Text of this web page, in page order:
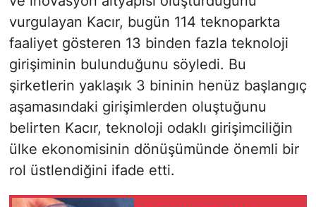
vurgulayan Kacır, bugün 114 teknoparkta
faaliyet gösteren 13 binden fazla teknoloji
girişiminin bulunduğunu söyledi. Bu
şirketlerin yaklaşık 3 bininin henüz başlangıç
aşamasındaki girişimlerden oluştuğunu
belirten Kacır, teknoloji odaklı girişimciliğin
ülke ekonomisinin dönüşümünde önemli bir
rol üstlendiğini ifade etti.